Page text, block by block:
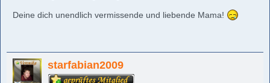
Deine dich unendlich vermissende und liebende Mama!
starfabian2009